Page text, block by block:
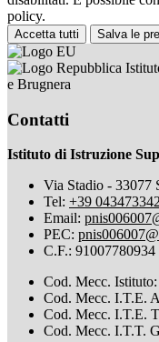
policy.
Accetta tutti Salva le
e Brugnera
Contatti
Istituto di Istruzione
Via Stadio - 33077
Tel: +39
Email:
PEC:
C.F.: 91007780934
Cod. Mecc.
Cod. Mecc. I.T.E.
Cod. Mecc. I.T.E.
Cod. Mecc. I.T.T.